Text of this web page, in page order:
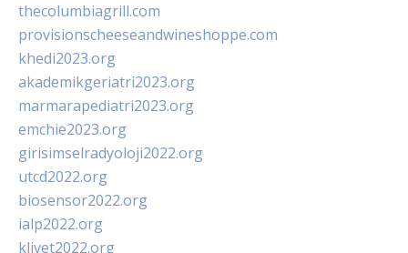
thecolumbiagrill.com
provisionscheeseandwineshoppe.com
khedi2023.org
akademikgeriatri2023.org
marmarapediatri2023.org
emchie2023.org
girisimselradyoloji2022.org
utcd2022.org
biosensor2022.org
ialp2022.org
klivet2022.org